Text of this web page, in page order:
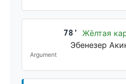
78'
Жёлтая
Эбенезер
Argument